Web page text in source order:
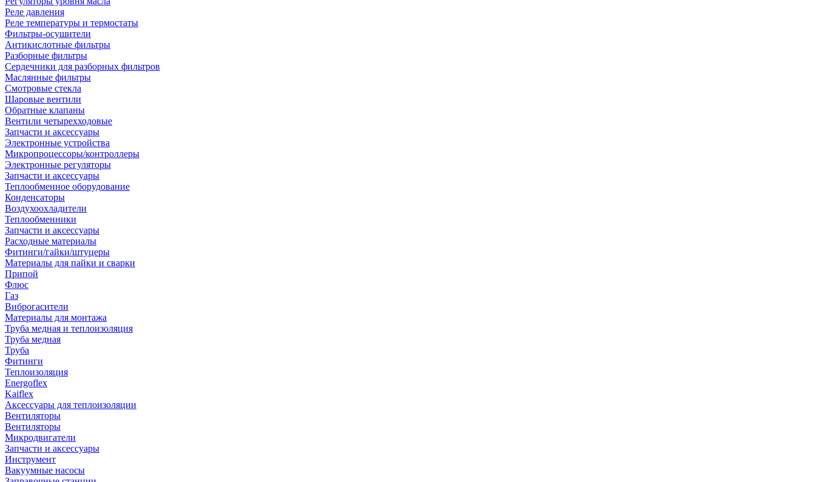
Реле давления
Реле температуры и термостаты
Фильтры-осушители
Антикислотные фильтры
Разборные фильтры
Сердечники для разборных фильтров
Маслянные фильтры
Смотровые стекла
Шаровые вентили
Обратные клапаны
Вентили четырехходовые
Запчасти и аксессуары
Электронные устройства
Микропроцессоры/контроллеры
Электронные регуляторы
Запчасти и аксессуары
Теплообменное оборудование
Конденсаторы
Воздухоохладители
Теплообменники
Запчасти и аксессуары
Расходные материалы
Фитинги/гайки/штуцеры
Материалы для пайки и сварки
Припой
Флюс
Газ
Виброгасители
Материалы для монтажа
Труба медная и теплоизоляция
Труба медная
Труба
Фитинги
Теплоизоляция
Energoflex
Kaiflex
Аксессуары для теплоизоляции
Вентиляторы
Вентиляторы
Микродвигатели
Запчасти и аксессуары
Инструмент
Вакуумные насосы